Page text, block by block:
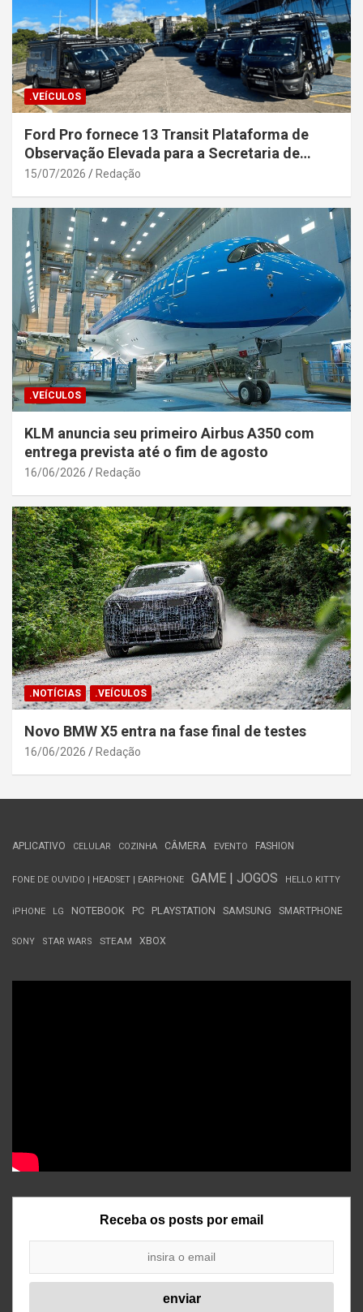
.VEÍCULOS
Ford Pro fornece 13 Transit Plataforma de
Observação Elevada para a Secretaria de
Segurança Pública da Bahia
15/07/2026 Redação
.VEÍCULOS
KLM anuncia seu primeiro Airbus A350 com
entrega prevista até o fim de agosto
16/06/2026 Redação
.NOTÍCIAS .VEÍCULOS
Novo BMW X5 entra na fase final de testes
16/06/2026 Redação
APLICATIVO CELULAR COZINHA CÂMERA EVENTO FASHION
FONE DE OUVIDO | HEADSET | EARPHONE GAME | JOGOS HELLO KITTY
iPHONE LG NOTEBOOK PC PLAYSTATION SAMSUNG SMARTPHONE
SONY STAR WARS STEAM XBOX
Receba os posts por email